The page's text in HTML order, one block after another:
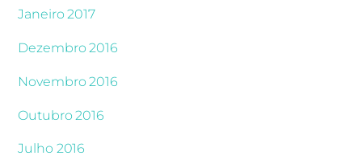
Janeiro 2017
Dezembro 2016
Novembro 2016
Outubro 2016
Julho 2016